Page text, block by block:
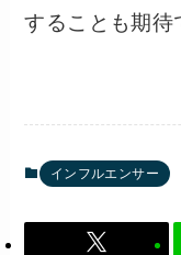
することも期待
インフルエンサー